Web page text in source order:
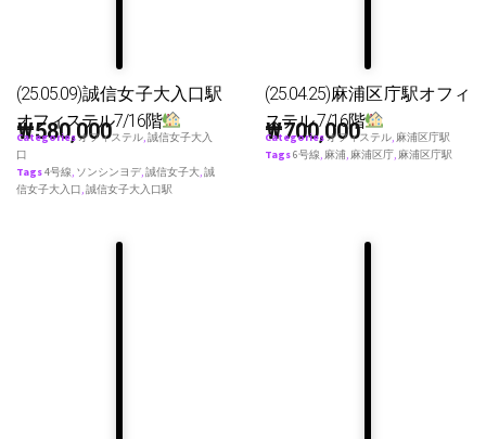
(25.05.09)誠信女子大入口駅
オフィステル7/16階
₩580,000
Categoriesオフィステル,誠信女子大入
口
Tags4号線, ソンシンヨデ,誠信女子大,誠
信女子大入口,誠信女子大入口駅
(25.04.25)麻浦区庁駅オフィ
ステル 7/16階
₩700,000
Categoriesオフィステル, 麻浦区庁駅
Tags6号線, 麻浦, 麻浦区庁, 麻浦区庁駅